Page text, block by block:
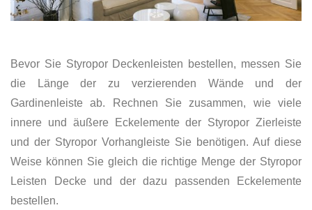
Bevor Sie Styropor Deckenleisten bestellen, messen Sie
die Länge der zu verzierenden Wände und der
Gardinenleiste ab. Rechnen Sie zusammen, wie viele
innere und äußere Eckelemente der Styropor Zierleiste
und der Styropor Vorhangleiste Sie benötigen. Auf diese
Weise können Sie gleich die richtige Menge der Styropor
Leisten Decke und der dazu passenden Eckelemente
bestellen.